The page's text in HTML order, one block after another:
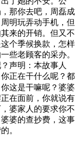
那你去吧，周磊成
明玩弄动手机，但
来的开销。但又不
个季候换款，怎样
些老顾客的采办。
声明：本故事人
正在干什么呢？都
这是干嘛呢？婆婆
在面前，你就说有
婆家人的要求你不
婆的查抄费，这事
。